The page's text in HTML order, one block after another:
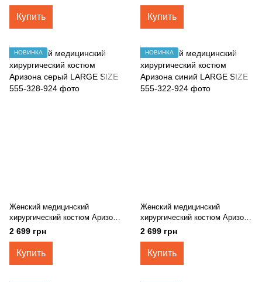
Купить Купить
НОВИНКА
Женский медицинский
хирургический костюм Аризона
серый LARGE SIZE
2 699 грн
Купить
НОВИНКА
Женский медицинский
хирургический костюм Аризона
синий LARGE SIZE
2 699 грн
Купить